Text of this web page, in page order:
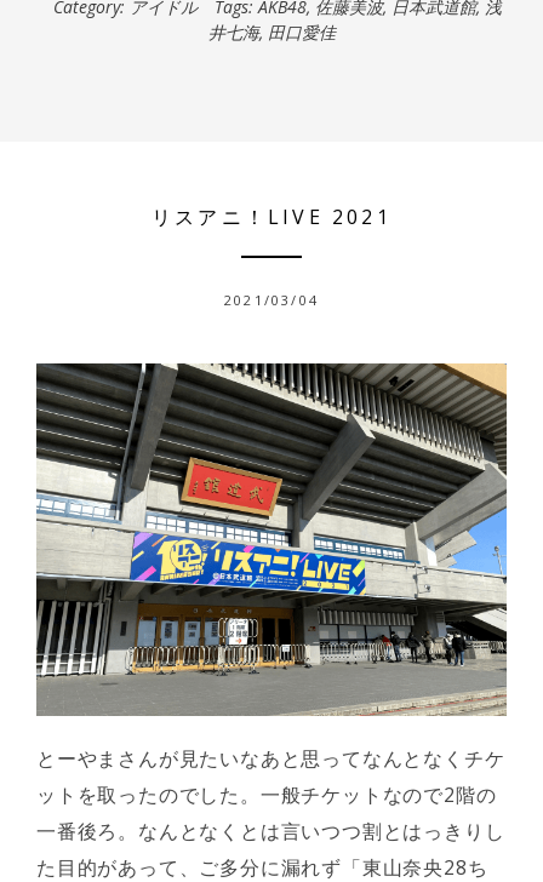
Category: アイドル Tags:AKB48, 佐藤美波, 日本武道館, 浅
井七海, 田口愛佳
リスアニ！LIVE 2021
2021/03/04
とーやまさんが見たいなあと思ってなんとなくチケ
ットを取ったのでした。一般チケットなので2階の
一番後ろ。なんとなくとは言いつつ割とはっきりし
た目的があって、ご多分に漏れず「東山奈央28ち